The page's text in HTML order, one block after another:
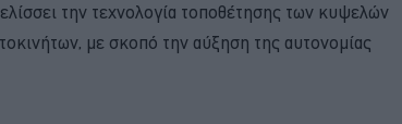
την τεχνολογία τοποθέτησης των κυψελών
με σκοπό την αύξηση της αυτονομίας